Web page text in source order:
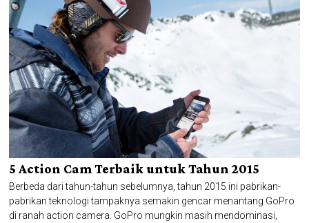
5 Action Cam Terbaik untuk Tahun 2015
Berbeda dari tahun-tahun sebelumnya, tahun 2015 ini pabrikan-
pabrikan teknologi tampaknya semakin gencar menantang GoPro
di ranah action camera. GoPro mungkin masih mendominasi,